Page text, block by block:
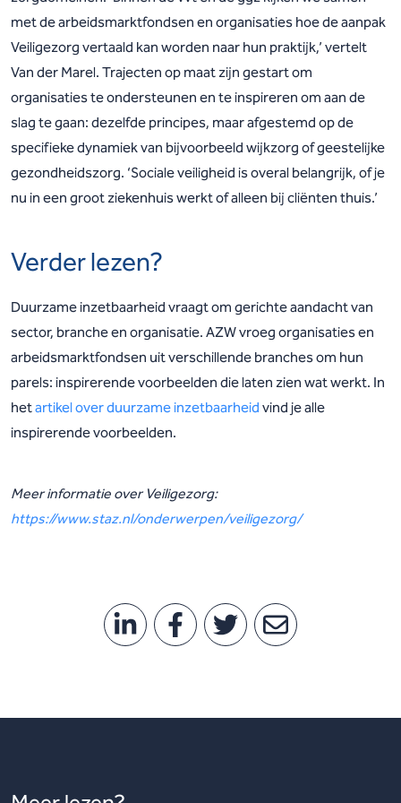
met de arbeidsmarktfondsen en organisaties hoe de aanpak
Veiligezorg vertaald kan worden naar hun praktijk,’ vertelt
Van der Marel. Trajecten op maat zijn gestart om
organisaties te ondersteunen en te inspireren om aan de
slag te gaan: dezelfde principes, maar afgestemd op de
specifieke dynamiek van bijvoorbeeld wijkzorg of geestelijke
gezondheidszorg. ‘Sociale veiligheid is overal belangrijk, of je
nu in een groot ziekenhuis werkt of alleen bij cliënten thuis.’
Verder lezen?
Duurzame inzetbaarheid vraagt om gerichte aandacht van
sector, branche en organisatie. AZW vroeg organisaties en
arbeidsmarktfondsen uit verschillende branches om hun
parels: inspirerende voorbeelden die laten zien wat werkt. In
hetartikel over duurzame inzetbaarheid vind je alle
inspirerende voorbeelden.
Meer informatie over Veiligezorg:
https://www.staz.nl/onderwerpen/veiligezorg/